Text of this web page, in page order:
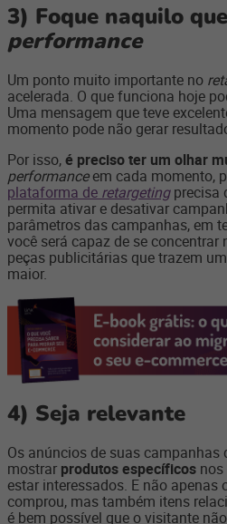
3) Foque naquilo
performance
Um ponto muito importante no
acelerada. O que funciona hoje
Uma mensagem que teve
momento pode não gerar
Por isso,é preciso ter um olhar
performanceem cada momento,
plataforma de retargetingprecisa
permita ativar e desativar
parâmetros das campanhas, em
você será capaz de se
peças publicitárias que trazem
maior.
4) Seja relevante
Os anúncios de suas campanhas
mostrar produtos específicos
estar interessados. E não apenas
comprou, mas também itens
é bem possível que o visitante